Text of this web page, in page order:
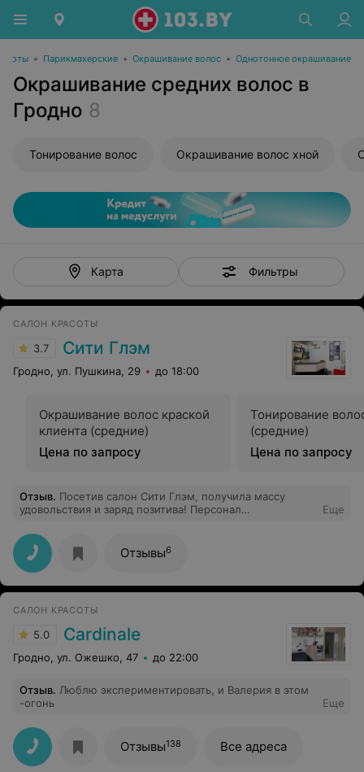
• Парикмахерские • Окрашивание волос • Однотонное окрашивание
Окрашивание средних волос в
Гродно 8
Тонирование волос Окрашивание волос хной
Карта Фильтры
САЛОН КРАСОТЫ
3.7 Сити Глэм
Гродно, ул. Пушкина, 29 до 18:00
Окрашивание волос краской
клиента (средние)
Цена по запросу
Тонирование
(средние)
Цена по запросу
Отзыв. Посетив салон Сити Глэм, получила массу
удовольствия и заряд позитива! Персонал
работа Натальи заслуживать наивысшей оценки!
Спасибо! (услуга ламинирование ресниц)
Еще
Отзывы6
САЛОН КРАСОТЫ
5.0 Cardinale
Гродно, ул. Ожешко, 47 до 22:00
Отзыв. Люблю экспериментировать, и Валерия в этом
-огонь
Еще
Отзывы138 Все адреса